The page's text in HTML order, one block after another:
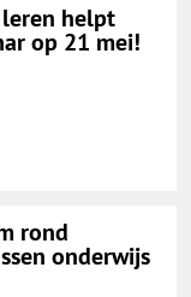
helpt
op 21 mei!
rond
onderwijs